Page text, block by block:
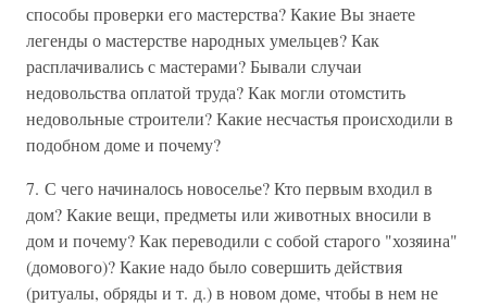
способы проверки его мастерства? Какие Вы знаете
легенды о мастерстве народных умельцев? Как
расплачивались с мастерами? Бывали случаи
недовольства оплатой труда? Как могли отомстить
недовольные строители? Какие несчастья происходили в
подобном доме и почему?
7. С чего начиналось новоселье? Кто первым входил в
дом? Какие вещи, предметы или животных вносили в
дом и почему? Как переводили с собой старого "хозяина"
(домового)? Какие надо было совершить действия
(ритуалы, обряды и т. д.) в новом доме, чтобы в нем не